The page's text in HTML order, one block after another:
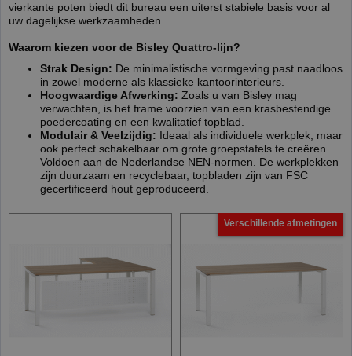
vierkante poten biedt dit bureau een uiterst stabiele basis voor al
uw dagelijkse werkzaamheden.
Waarom kiezen voor de Bisley Quattro-lijn?
Strak Design: De minimalistische vormgeving past naadloos
in zowel moderne als klassieke kantoorinterieurs.
Hoogwaardige Afwerking: Zoals u van Bisley mag
verwachten, is het frame voorzien van een krasbestendige
poedercoating en een kwalitatief topblad.
Modulair & Veelzijdig: Ideaal als individuele werkplek, maar
ook perfect schakelbaar om grote groepstafels te creëren.
Voldoen aan de Nederlandse NEN-normen. De werkplekken
zijn duurzaam en recyclebaar, topbladen zijn van FSC
gecertificeerd hout geproduceerd.
Verschillende afmetingen